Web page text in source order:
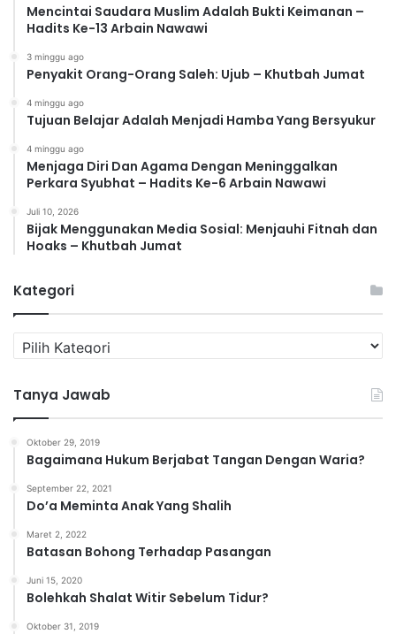
Mencintai Saudara Muslim Adalah Bukti Keimanan –
Hadits Ke-13 Arbain Nawawi
3 minggu ago
Penyakit Orang-Orang Saleh: Ujub – Khutbah Jumat
4 minggu ago
Tujuan Belajar Adalah Menjadi Hamba Yang Bersyukur
4 minggu ago
Menjaga Diri Dan Agama Dengan Meninggalkan
Perkara Syubhat – Hadits Ke-6 Arbain Nawawi
Juli 10, 2026
Bijak Menggunakan Media Sosial: Menjauhi Fitnah dan
Hoaks – Khutbah Jumat
Kategori
a
e
g
Tanya Jawab
Oktober 29, 2019
Bagaimana Hukum Berjabat Tangan Dengan Waria?
September 22, 2021
Do’a Meminta Anak Yang Shalih
Maret 2, 2022
Batasan Bohong Terhadap Pasangan
Juni 15, 2020
Bolehkah Shalat Witir Sebelum Tidur?
Oktober 31, 2019